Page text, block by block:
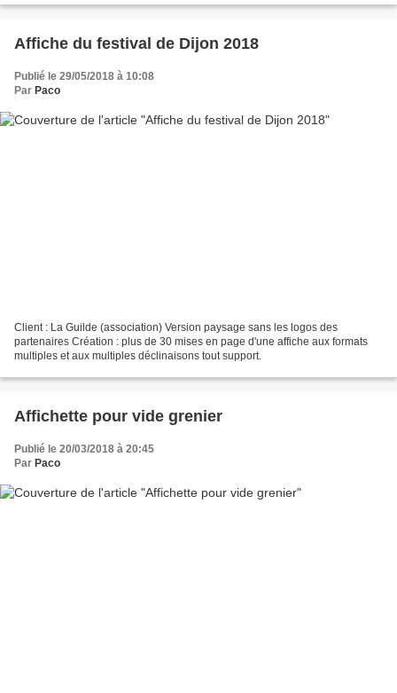
Affiche du festival de Dijon 2018
Publié le 29/05/2018 à 10:08
Par Paco
Client : La Guilde (association) Version paysage sans les logos des
partenaires Création : plus de 30 mises en page d'une affiche aux formats
multiples et aux multiples déclinaisons tout support.
Affichette pour vide grenier
Publié le 20/03/2018 à 20:45
Par Paco